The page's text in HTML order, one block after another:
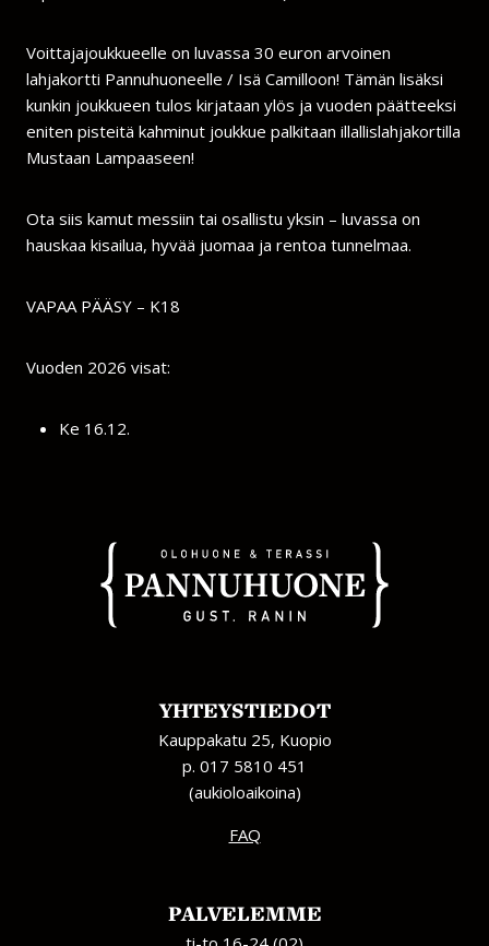
Voittajajoukkueelle on luvassa 30 euron arvoinen
lahjakortti Pannuhuoneelle / Isä Camilloon! Tämän lisäksi
kunkin joukkueen tulos kirjataan ylös ja vuoden päätteeksi
eniten pisteitä kahminut joukkue palkitaan illallislahjakortilla
Mustaan Lampaaseen!
Ota siis kamut messiin tai osallistu yksin – luvassa on
hauskaa kisailua, hyvää juomaa ja rentoa tunnelmaa.
VAPAA PÄÄSY – K18
Vuoden 2026 visat:
Ke 16.12.
YHTEYSTIEDOT
Kauppakatu 25, Kuopio
p. 017 5810 451
(aukioloaikoina)
FAQ
PALVELEMME